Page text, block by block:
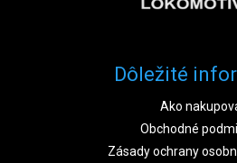
Dôležité
Ako
Obchodné
Zásady ochrany